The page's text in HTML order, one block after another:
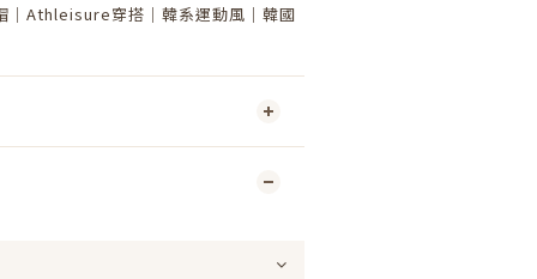
｜Athleisure穿搭｜韓系運動風｜韓國